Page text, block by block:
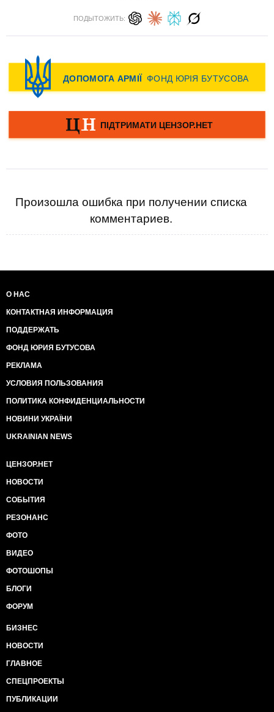
ПОДЫТОЖИТЬ:
Произошла ошибка при получении списка
комментариев.
О НАС
КОНТАКТНАЯ ИНФОРМАЦИЯ
ПОДДЕРЖАТЬ
ФОНД ЮРИЯ БУТУСОВА
РЕКЛАМА
УСЛОВИЯ ПОЛЬЗОВАНИЯ
ПОЛИТИКА КОНФИДЕНЦИАЛЬНОСТИ
НОВИНИ УКРАЇНИ
UKRAINIAN NEWS
ЦЕНЗОР.НЕТ
НОВОСТИ
СОБЫТИЯ
РЕЗОНАНС
ФОТО
ВИДЕО
ФОТОШОПЫ
БЛОГИ
ФОРУМ
БИЗНЕС
НОВОСТИ
ГЛАВНОЕ
СПЕЦПРОЕКТЫ
ПУБЛИКАЦИИ